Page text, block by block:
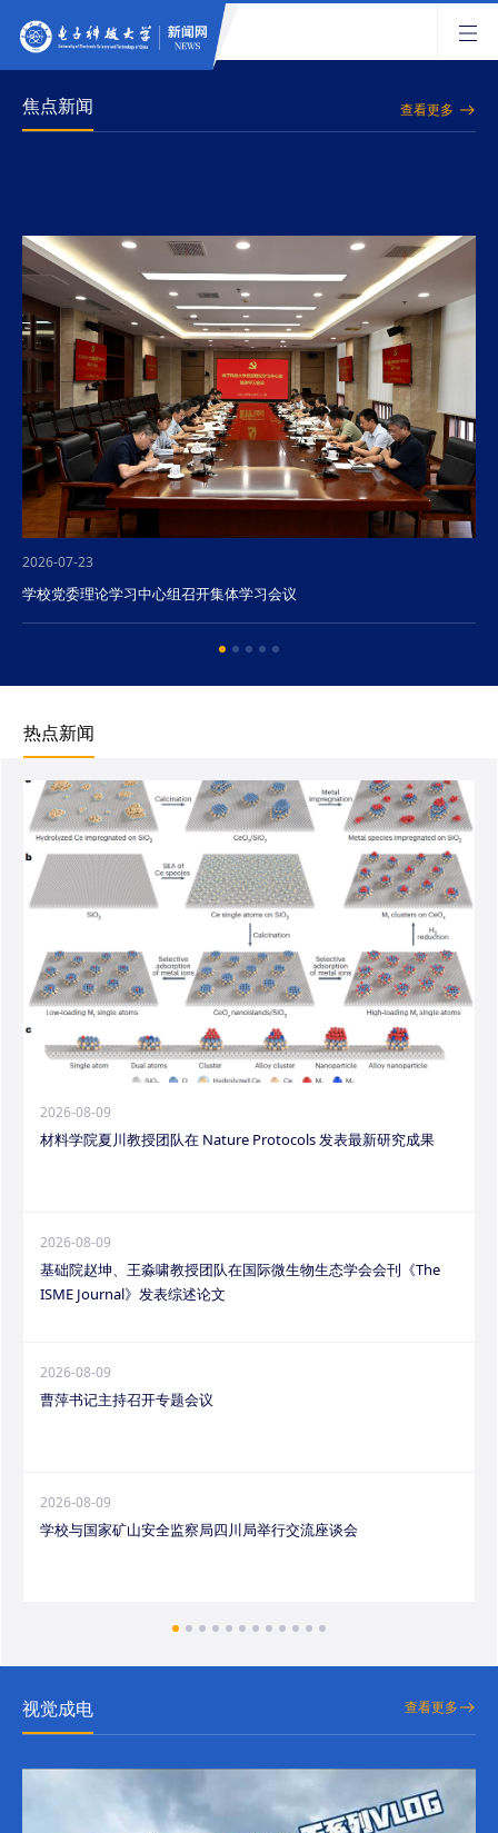
焦点新闻 查看更多
2026-07-23
学校党委理论学习中心组召开集体学习会议
热点新闻
2026-08-09
材料学院夏川教授团队在 Nature Protocols 发表最新研究成果
2026-08-09
基础院赵坤、王淼啸教授团队在国际微生物生态学会会刊《The
ISME Journal》发表综述论文
2026-08-09
曹萍书记主持召开专题会议
2026-08-09
学校与国家矿山安全监察局四川局举行交流座谈会
视觉成电 查看更多